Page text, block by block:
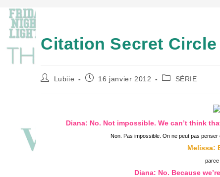
Citation Secret Circle
Auteur/autrice
Lubiie
Publication
16 janvier 2012
PostSÉRIE
Diana: No. Not impossible. We can’t think
Non. Pas impossible. On ne peut pas
Melissa:
parce
Diana: No. Because